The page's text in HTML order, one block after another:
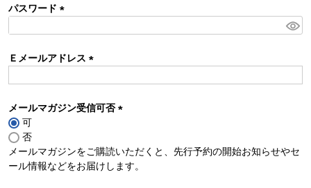
パスワード
須
)
Ｅメールアドレス
須
メールマガジン受信可否
須
)
可
否
メールマガジンをご購読いただくと、先行予約の開始お知らせやセ
ール情報などをお届けします。